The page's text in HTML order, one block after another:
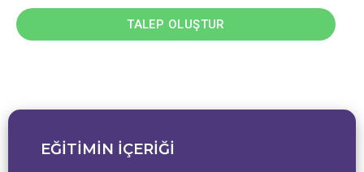
EĞİTİMİN İÇERİĞİ
TALEP OLUŞTUR